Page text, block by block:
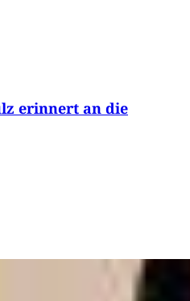
erinnert an die